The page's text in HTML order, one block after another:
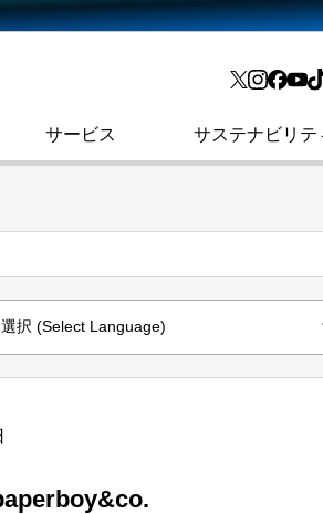
渋谷フクラス入
サービス サステナビリテ
あるご質問